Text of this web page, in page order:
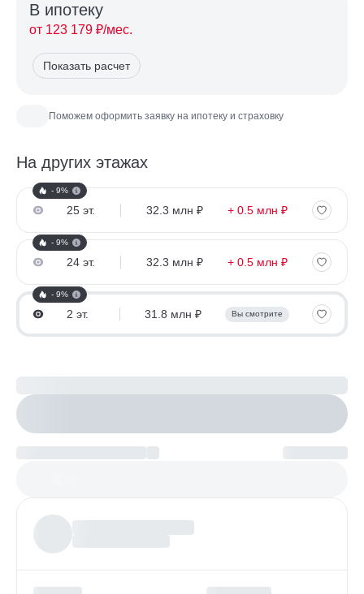
В ипотекy
от 123 179 ₽/мес.
Показать расчет
Поможем оформить заявку на ипотеку и страховку
На других этажах
- 9%
25 эт. 32.3 млн ₽ + 0.5 млн ₽
- 9%
24 эт. 32.3 млн ₽ + 0.5 млн ₽
- 9%
2 эт. 31.8 млн ₽ Вы смотрите